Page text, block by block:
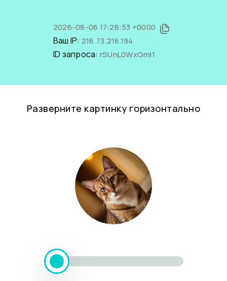
2026-08-06 17:28:53 +0000
Ваш IP: 216.73.216.194
ID запроса: rSUnL0WxGmI1
Разверните картинку горизонтально